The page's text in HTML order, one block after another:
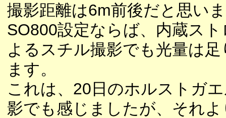
撮影距離は6m前後だと思い
SO800設定ならば、内蔵ス
よるスチル撮影でも光量は
ます。
これは、20日のホルストガ
影でも感じましたが、それ